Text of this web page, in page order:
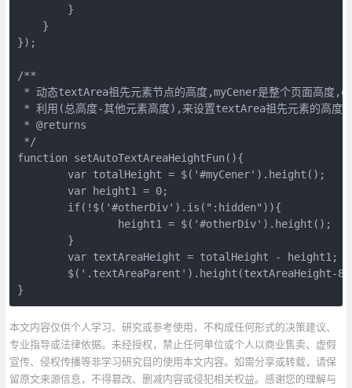
        }
    }
});
/**
* 动态textArea祖先元素节点的高度,myCener是整个页面高度
* 利用(总高度-其他元素高度),来设置textArea祖先元素的高度
* @returns
*/
function setAutoTextAreaHeightFun(){
}
本文内容仅供个人学习、研究或参考使用，不构成任何形式的决策建议、
专业指导或法律依据。未经授权，禁止任何单位或个人以商业售卖、虚假
宣传、侵权传播等非学习研究目的使用本文内容。如需分享或转载，请保
留原文来源信息，不得篡改、删减内容或侵犯相关权益。感谢您的理解与